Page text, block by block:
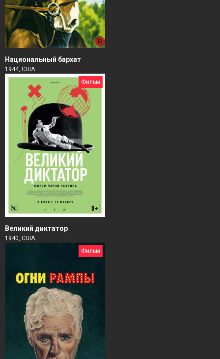
Национальный бархат
1944, США
Фильм
Великий диктатор
1940, США
Фильм